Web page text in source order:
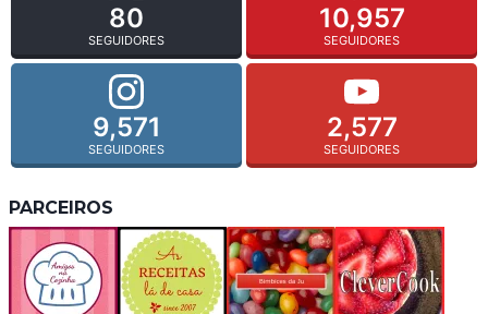
80
SEGUIDORES
10,957
SEGUIDORES
9,571
SEGUIDORES
2,577
SEGUIDORES
PARCEIROS